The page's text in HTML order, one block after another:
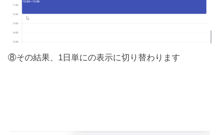
⑧その結果、1日単にの表示に切り替わります